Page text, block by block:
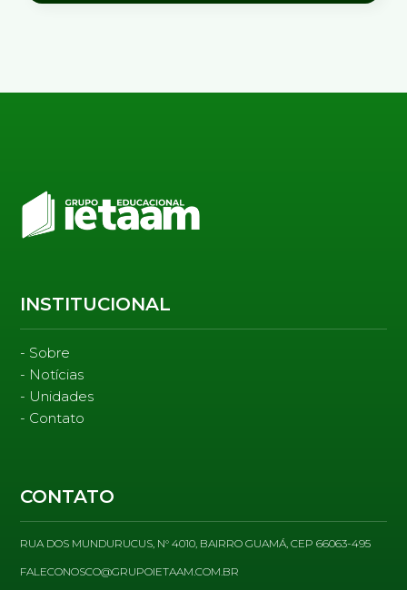
INSTITUCIONAL
Sobre
Notícias
Unidades
Contato
CONTATO
RUA DOS MUNDURUCUS, N° 4010, BAIRRO GUAMÁ, CEP 66063-495
FALECONOSCO@GRUPOIETAAM.COM.BR